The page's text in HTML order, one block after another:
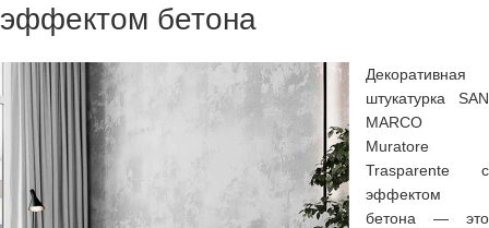
эффектом бетона
Декоративная
штукатурка SAN
MARCO
Muratore
Trasparente с
эффектом
бетона — это